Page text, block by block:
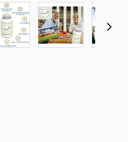
View larger imageView larger image